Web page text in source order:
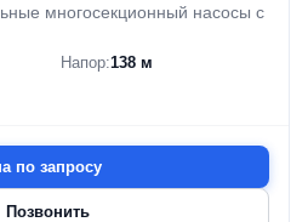
многосекционный насосы с
Напор:138 м
по запросу
Позвонить